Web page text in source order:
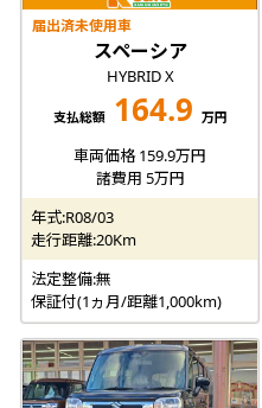
届出済未使用車
スペーシア
HYBRID X
支払総額 164.9 万円
車両価格 159.9万円
諸費用 5万円
年式:R08/03
走行距離:20Km
法定整備:無
保証付(1ヵ月/距離1,000km)